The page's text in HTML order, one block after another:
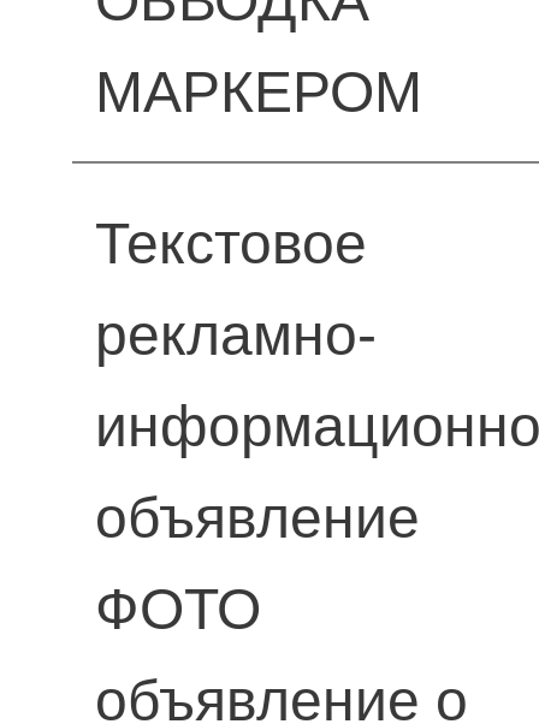
МАРКЕРОМ
Текстовое
рекламно-
объявление
ФОТО
объявление о